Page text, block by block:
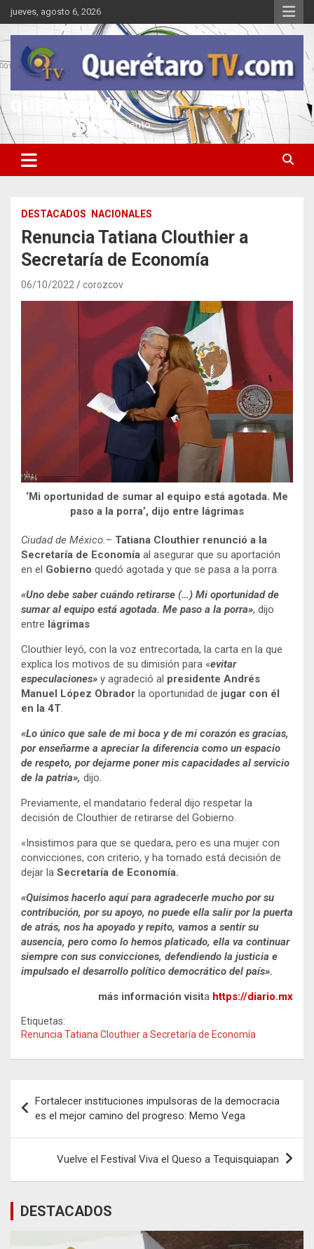
Saltar
al
contenido
jueves, agosto 6, 2026
queretarotv
Información y entretenimiento
DESTACADOS NACIONALES
Renuncia Tatiana Clouthier a
Secretaría de Economía
06/10/2022 corozcov
‘Mi oportunidad de sumar al equipo está agotada. Me
paso a la porra’, dijo entre lágrimas
Ciudad de México. – Tatiana Clouthier renunció a la
Secretaría de Economía al asegurar que su aportación
en el Gobierno quedó agotada y que se pasa a la porra.
«Uno debe saber cuándo retirarse (…) Mi oportunidad de
sumar al equipo está agotada. Me paso a la porra», dijo
entre lágrimas
Clouthier leyó, con la voz entrecortada, la carta en la que
explica los motivos de su dimisión para «evitar
especulaciones» y agradeció al presidente Andrés
Manuel López Obrador la oportunidad de jugar con él
en la 4T
«Lo único que sale de mi boca y de mi corazón es gracias,
por enseñarme a apreciar la diferencia como un espacio
de respeto, por dejarme poner mis capacidades al servicio
de la patria», dijo.
Previamente, el mandatario federal dijo respetar la
decisión de Clouthier de retirarse del Gobierno.
«Insistimos para que se quedara, pero es una mujer con
convicciones, con criterio, y ha tomado está decisión de
dejar la Secretaría de Economía.
«Quisimos hacerlo aquí para agradecerle mucho por su
contribución, por su apoyo, no puede ella salir por la puerta
de atrás, nos ha apoyado y repito, vamos a sentir su
ausencia, pero como lo hemos platicado, ella va continuar
siempre con sus convicciones, defendiendo la justicia e
impulsado el desarrollo político democrático del país».
más información visita https://diario.mx
Etiquetas:
Renuncia Tatiana Clouthier a Secretaría de Economía
de
entradas
Fortalecer instituciones impulsoras de la democracia
es el mejor camino del progreso: Memo Vega
Vuelve el Festival Viva el Queso a Tequisquiapan
DESTACADOS